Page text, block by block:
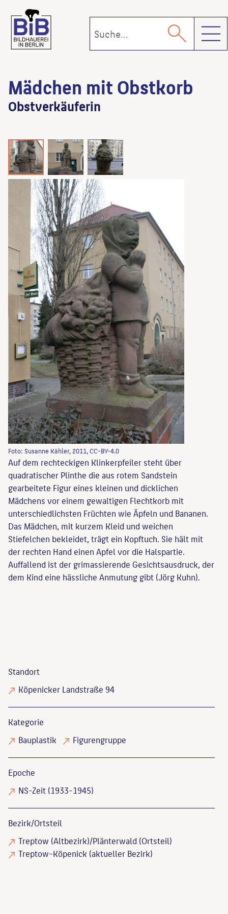
Mädchen mit Obstkorb
Obstverkäuferin
Foto: Susanne Kähler, 2011, CC-BY-4.0
Auf dem rechteckigen Klinkerpfeiler steht über
quadratischer Plinthe die aus rotem Sandstein
gearbeitete Figur eines kleinen und dicklichen
Mädchens vor einem gewaltigen Flechtkorb mit
unterschiedlichsten Früchten wie Äpfeln und Bananen.
Das Mädchen, mit kurzem Kleid und weichen
Stiefelchen bekleidet, trägt ein Kopftuch. Sie hält mit
der rechten Hand einen Apfel vor die Halspartie.
Auffallend ist der grimassierende Gesichtsausdruck, der
dem Kind eine hässliche Anmutung gibt (Jörg Kuhn).
Standort
Köpenicker Landstraße 94
Kategorie
Bauplastik
Figurengruppe
Epoche
NS-Zeit (1933-1945)
Bezirk/Ortsteil
Treptow (Altbezirk)/Plänterwald (Ortsteil)
Treptow-Köpenick (aktueller Bezirk)